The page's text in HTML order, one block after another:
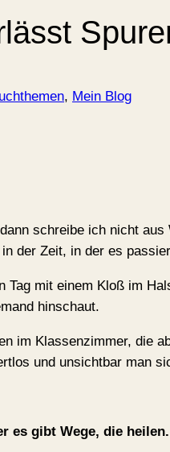
, Mein Blog
schreibe ich nicht
der Zeit, in der es
Tag mit einem Kloß im
hinschaut.
im Klassenzimmer, die
und unsichtbar man
es gibt Wege, die heilen.